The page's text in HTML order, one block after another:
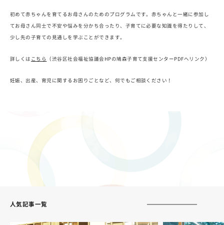
初めて赤ちゃんを育てるお母さんのためのプログラムです。赤ちゃんと一緒に参加し
てお母さん同士で不安や悩みを分かち合ったり、子育てに必要な知識を得たりして、
少し先の子育ての見通しを学ぶことができます。
詳しくは こちら （渋谷区社会福祉協議会HPの鳩森子育て支援センターPDFへリンク）
妊娠、出産、育児に関するお困りごとなど、何でもご相談ください！
人気記事一覧